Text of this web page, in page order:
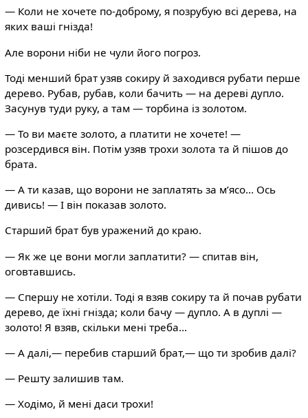
— Коли не хочете по-доброму, я позрубую всі дерева, на
яких ваші гнізда!
Але ворони ніби не чули його погроз.
Тоді менший брат узяв сокиру й заходився рубати перше
дерево. Рубав, рубав, коли бачить — на дереві дупло.
Засунув туди руку, а там — торбина із золотом.
— То ви маєте золото, а платити не хочете! —
розсердився він. Потім узяв трохи золота та й пішов до
брата.
— А ти казав, що ворони не заплатять за м’ясо... Ось
дивись! — І він показав золото.
Старший брат був уражений до краю.
— Як же це вони могли заплатити? — спитав він,
оговтавшись.
— Спершу не хотіли. Тоді я взяв сокиру та й почав рубати
дерево, де їхні гнізда; коли бачу — дупло. А в дуплі —
золото! Я взяв, скільки мені треба...
— А далі,— перебив старший брат,— що ти зробив далі?
— Решту залишив там.
— Ходімо, й мені даси трохи!